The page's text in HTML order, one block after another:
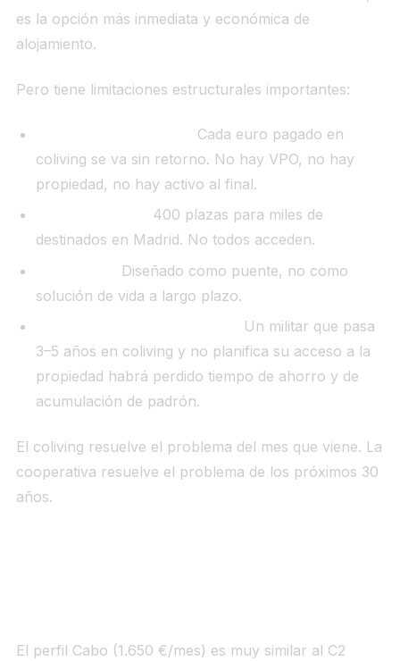
es la opción más inmediata y económica de
alojamiento.
Pero tiene limitaciones estructurales importantes:
Cada euro pagado en
coliving se va sin retorno. No hay VPO, no hay
propiedad, no hay activo al final.
400 plazas para miles de
destinados en Madrid. No todos acceden.
Diseñado como puente, no como
solución de vida a largo plazo.
Un militar que pasa
3–5 años en coliving y no planifica su acceso a la
propiedad habrá perdido tiempo de ahorro y de
acumulación de padrón.
El coliving resuelve el problema del mes que viene. La
cooperativa resuelve el problema de los próximos 30
años.
El perfil Cabo (1.650 €/mes) es muy similar al C2